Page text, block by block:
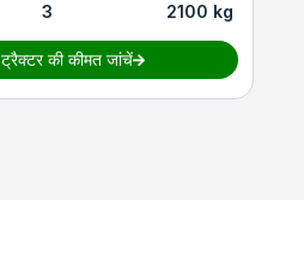
3 2100 kg
ट्रैक्टर की कीमत जांचें